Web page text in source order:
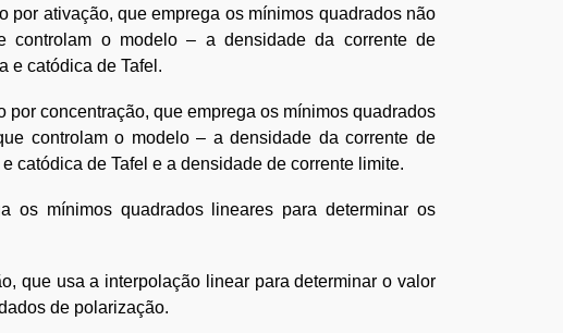
ativação, que emprega os mínimos quadrados não
controlam o modelo – a densidade da corrente de
e catódica de Tafel.
concentração, que emprega os mínimos quadrados
controlam o modelo – a densidade da corrente de
catódica de Tafel e a densidade de corrente limite.
os mínimos quadrados lineares para determinar os
que usa a interpolação linear para determinar o valor
de polarização.